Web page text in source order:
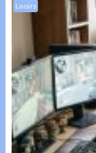
Loisirs